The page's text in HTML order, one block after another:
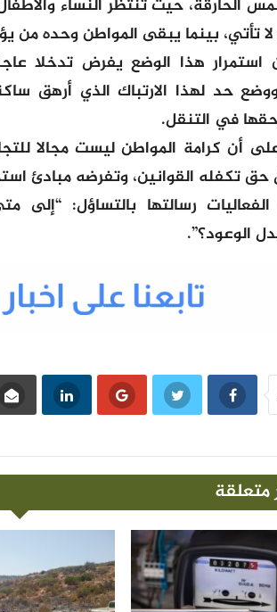
الحارقة، حيث تنتظر النساء
تأتي، بينما يبقى المواطن وحده من
استمرار هذا الوضع يفرض تدخلا
ووضع حد لهذا الارتباك الذي أرهق
في التنقل.
أن كرامة المواطن ليست مجالا
حق تكفله القوانين، وتفرضه مبادئ
رسالتها بالتساؤل:
الوعود؟”.
متعلقة